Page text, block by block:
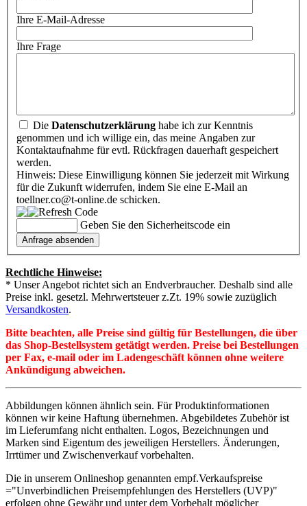
Ihre E-Mail-Adresse
Ihre Frage
Die Datenschutzerklärung habe ich zur Kenntnis
genommen und ich willige ein, das meine Angaben zur
Kontaktaufnahme für evtl. Rückfragen dauerhaft gespeichert
werden.
Hinweis: Diese Einwilligung können Sie jederzeit mit Wirkung
für die Zukunft widerrufen, indem Sie eine E-Mail an
toellner.co@t-online.de schicken.
Geben Sie den Sicherheitscode ein
Rechtliche Hinweise:
* Unser Angebot richtet sich an Endverbraucher. Deshalb sind alle
Preise inkl. gesetzl. Mehrwertsteuer z.Zt. 19% sowie zuzüglich
Versandkosten.
Bitte beachten, alle Preise sind gültig für Bestellungen, die über
das Shop-Bestellsystem getätigt werden. Preise bei Bestellungen
per Fax, e-mail oder im Ladengeschäft können ohne weitere
Ankündigung abweichen.
Abbildungen können ähnlich sein. Für Produktinformationen
können wir keine Haftung übernehmen. Abgebildetes Zubehör ist
im Lieferumfang nicht enthalten. Logos, Bezeichnungen und
Marken sind Eigentum des jeweiligen Herstellers. Änderungen,
Irrtümer und Zwischenverkauf vorbehalten.
Die in unserem Onlineshop genannten empf.Verkaufspreise
="Unverbindlichen Preisempfehlungen des Herstellers (UVP)"
erfolgen ohne Gewähr und unter dem Vorbehalt möglicher